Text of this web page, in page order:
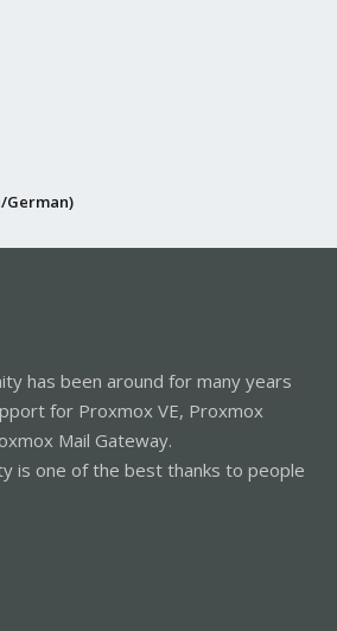
German)
has been around for many years
for Proxmox VE, Proxmox
Mail Gateway.
is one of the best thanks to people